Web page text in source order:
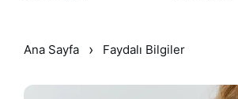
Ana Sayfa › Faydalı Bilgiler